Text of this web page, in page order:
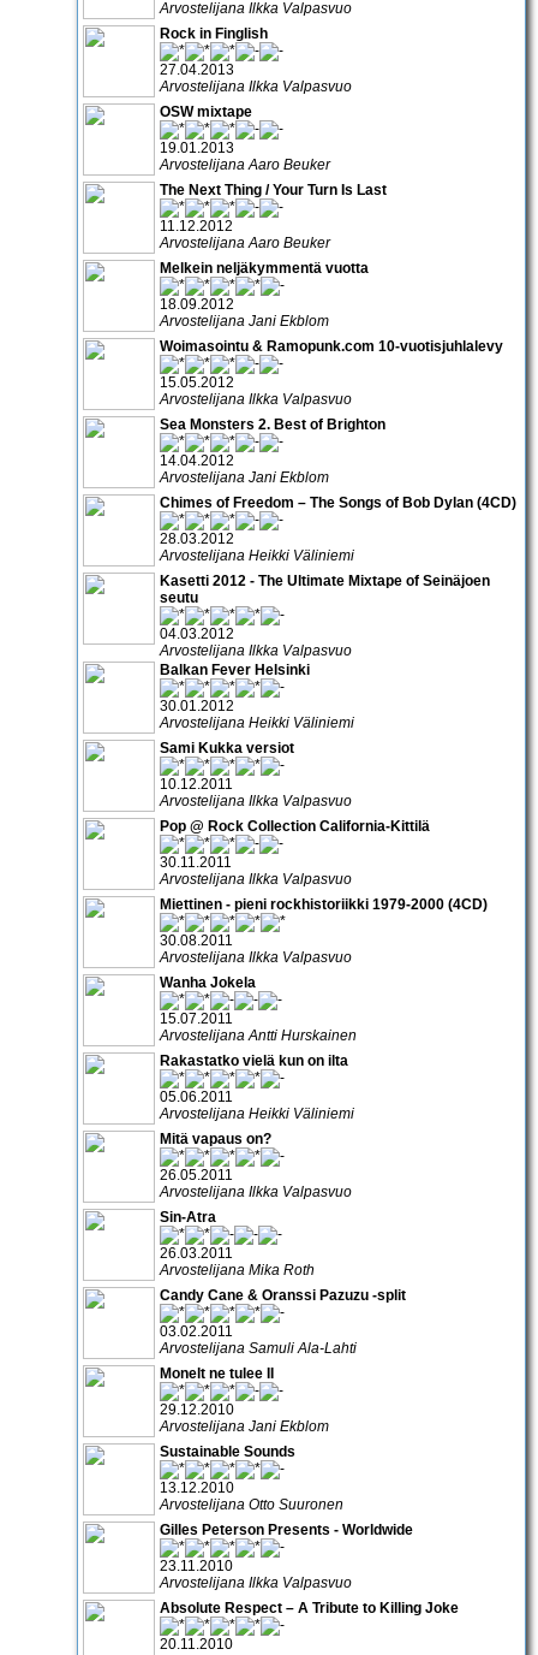
Arvostelijana Ilkka Valpasvuo
Rock in Finglish
27.04.2013
Arvostelijana Ilkka Valpasvuo
OSW mixtape
19.01.2013
Arvostelijana Aaro Beuker
The Next Thing / Your Turn Is Last
11.12.2012
Arvostelijana Aaro Beuker
Melkein neljäkymmentä vuotta
18.09.2012
Arvostelijana Jani Ekblom
Woimasointu & Ramopunk.com 10-vuotisjuhlalevy
15.05.2012
Arvostelijana Ilkka Valpasvuo
Sea Monsters 2. Best of Brighton
14.04.2012
Arvostelijana Jani Ekblom
Chimes of Freedom – The Songs of Bob Dylan (4CD)
28.03.2012
Arvostelijana Heikki Väliniemi
Kasetti 2012 - The Ultimate Mixtape of Seinäjoen
seutu
04.03.2012
Arvostelijana Ilkka Valpasvuo
Balkan Fever Helsinki
30.01.2012
Arvostelijana Heikki Väliniemi
Sami Kukka versiot
10.12.2011
Arvostelijana Ilkka Valpasvuo
Pop @ Rock Collection California-Kittilä
30.11.2011
Arvostelijana Ilkka Valpasvuo
Miettinen - pieni rockhistoriikki 1979-2000 (4CD)
30.08.2011
Arvostelijana Ilkka Valpasvuo
Wanha Jokela
15.07.2011
Arvostelijana Antti Hurskainen
Rakastatko vielä kun on ilta
05.06.2011
Arvostelijana Heikki Väliniemi
Mitä vapaus on?
26.05.2011
Arvostelijana Ilkka Valpasvuo
Sin-Atra
26.03.2011
Arvostelijana Mika Roth
Candy Cane & Oranssi Pazuzu -split
03.02.2011
Arvostelijana Samuli Ala-Lahti
Monelt ne tulee II
29.12.2010
Arvostelijana Jani Ekblom
Sustainable Sounds
13.12.2010
Arvostelijana Otto Suuronen
Gilles Peterson Presents - Worldwide
23.11.2010
Arvostelijana Ilkka Valpasvuo
Absolute Respect – A Tribute to Killing Joke
20.11.2010